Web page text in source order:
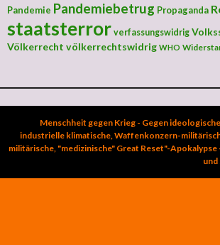
Pandemie Pandemiebetrug Propaganda
staatsterror verfassungswidrig
Völkerrecht völkerrechtswidrig WHO
Menschheit gegen Krieg - Gegen
industrielle klimatische, Waffenkonzern-
militärische, "medizinische" Great Reset"-Apokalypse